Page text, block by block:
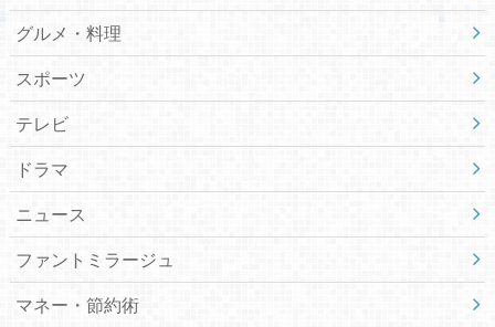
グルメ・料理
スポーツ
テレビ
ドラマ
ニュース
ファントミラージュ
マネー・節約術